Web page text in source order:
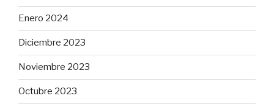
Enero 2024
Diciembre 2023
Noviembre 2023
Octubre 2023